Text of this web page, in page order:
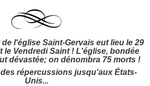
l'église Saint-Gervais eut lieu le 29
le Vendredi Saint ! L'église, bondée
dévastée; on dénombra 75 morts !
répercussions jusqu'aux États-
Unis...